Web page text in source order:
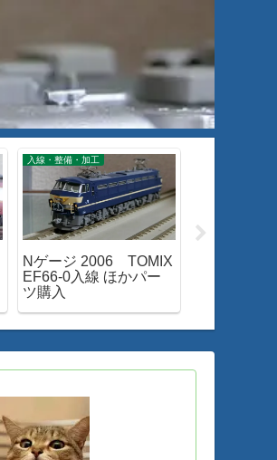
入線・整備・加工
Nゲージ 2006 TOMIX
EF66-0入線 ほかパー
ツ購入